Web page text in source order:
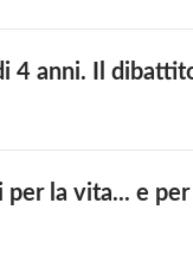
4 anni. Il
per la vita... e per